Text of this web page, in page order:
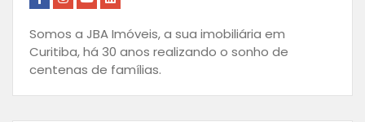
Somos a JBA Imóveis, a sua imobiliária em
Curitiba, há 30 anos realizando o sonho de
centenas de famílias.